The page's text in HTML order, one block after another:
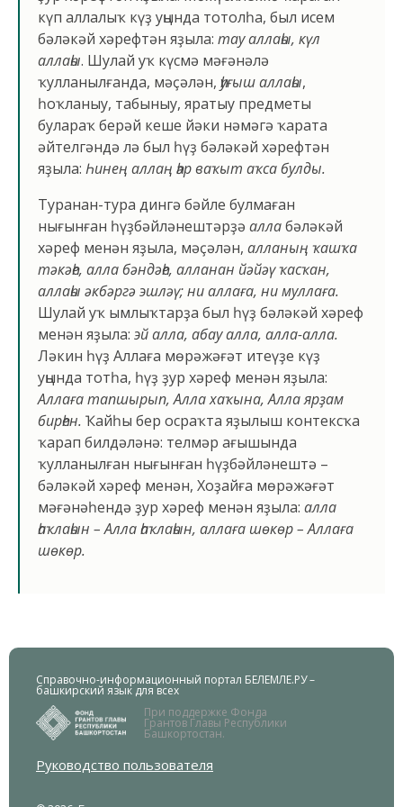
күп аллалыҡ күҙ уңында тотолһа, был исем
бәләкәй хәрефтән яҙыла: тау аллаһы, күл
аллаһы. Шулай уҡ күсмә мәғәнәлә
ҡулланылғанда, мәҫәлән, һуғыш аллаһы,
һоҡланыу, табыныу, яратыу предметы
булараҡ берәй кеше йәки нәмәгә ҡарата
әйтелгәндә лә был һүҙ бәләкәй хәрефтән
яҙыла: Һинең аллаң һәр ваҡыт аҡса булды.
Туранан-тура дингә бәйле булмаған
нығынған һүҙбәйләнештәрҙә аллабәләкәй
хәреф менән яҙыла, мәҫәлән, алланың ҡашҡа
тәкәһе, алла бәндәһе, алланан йәйәү ҡасҡан,
аллаһы әкбәргә эшләү; ни аллаға, ни муллаға.
Шулай уҡ ымлыҡтарҙа был һүҙ бәләкәй хәреф
менән яҙыла: эй алла, абау алла, алла-алла.
Ләкин һүҙ Аллаға мөрәжәғәт итеүҙе күҙ
уңында тотһа, һүҙ ҙур хәреф менән яҙыла:
Аллаға тапшырып, Алла хаҡына,Алла ярҙам
бирһен. Ҡайһы бер осраҡта яҙылыш контексҡа
ҡарап билдәләнә: телмәр ағышында
ҡулланылған нығынған һүҙбәйләнештә –
бәләкәй хәреф менән, Хоҙайға мөрәжәғәт
мәғәнәһендә ҙур хәреф менән яҙыла: алла
һаҡлаһын – Алла һаҡлаһын, аллаға шөкөр – Аллаға
шөкөр.
Справочно-информационный портал БЕЛЕМЛЕ.РУ –
башкирский язык для всех
При поддержке Фонда
Грантов Главы Республики
Башкортостан.
Руководство пользователя